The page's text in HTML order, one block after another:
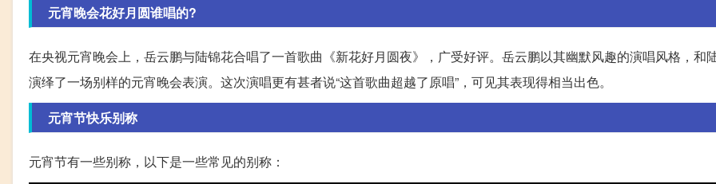
元宵晚会花好月圆谁唱的?
在央视元宵晚会上，岳云鹏与陆锦花合唱了一首歌曲《新花好月圆夜》，广受好评。岳云鹏以其幽默风趣的演唱风格，和
演绎了一场别样的元宵晚会表演。这次演唱更有甚者说“这首歌曲超越了原唱”，可见其表现得相当出色。
元宵节快乐别称
元宵节有一些别称，以下是一些常见的别称：